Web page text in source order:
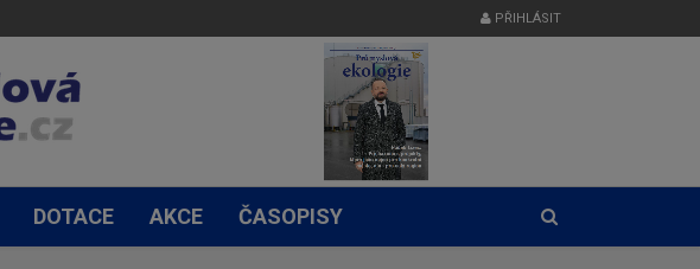
PŘIHLÁSIT
DOTACE AKCE ČASOPISY